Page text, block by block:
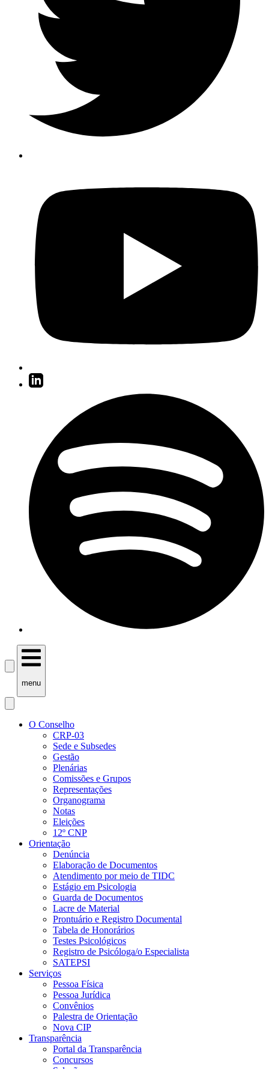
menu
O Conselho
CRP-03
Sede e Subsedes
Gestão
Plenárias
Comissões e Grupos
Representações
Organograma
Notas
Eleições
12º CNP
Orientação
Denúncia
Elaboração de Documentos
Atendimento por meio de TIDC
Estágio em Psicologia
Guarda de Documentos
Lacre de Material
Prontuário e Registro Documental
Tabela de Honorários
Testes Psicológicos
Registro de Psicóloga/o Especialista
SATEPSI
Serviços
Pessoa Física
Pessoa Jurídica
Convênios
Palestra de Orientação
Nova CIP
Transparência
Portal da Transparência
Concursos